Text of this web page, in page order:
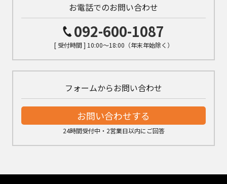
お電話でのお問い合わせ
092-600-1087
[ 受付時間 ] 10:00～18:00（年末年始除く）
フォームからお問い合わせ
お問い合わせする
24時間受付中・2営業日以内にご回答